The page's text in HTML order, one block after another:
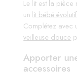
Le lit est la
un lit bébé évolutif
Complétez avec
veilleuse douce
Apporter
accessoires